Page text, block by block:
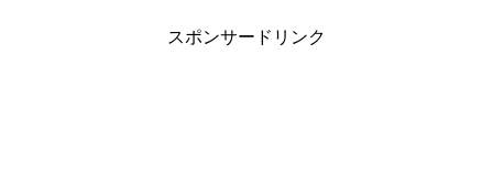
スポンサードリンク